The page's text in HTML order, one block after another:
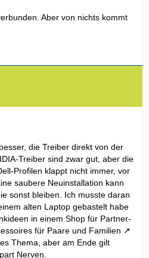
Aber von nichts kommt
die Treiber direkt von der
Treiber sind zwar gut, aber die
Profilen klappt nicht immer, vor
saubere Neuinstallation kann
sonst bleiben. Ich musste daran
alten Laptop gebastelt habe
in einem Shop für Partner-
für Paare und Familien
Thema, aber am Ende gilt
Nerven.